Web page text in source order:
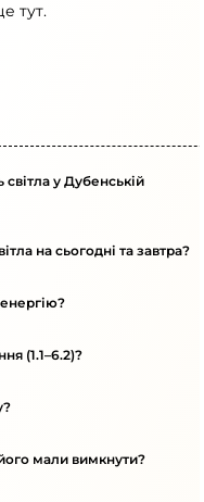
тут.
у Дубенській
на сьогодні та завтра?
(1.1–6.2)?
мали вимкнути?